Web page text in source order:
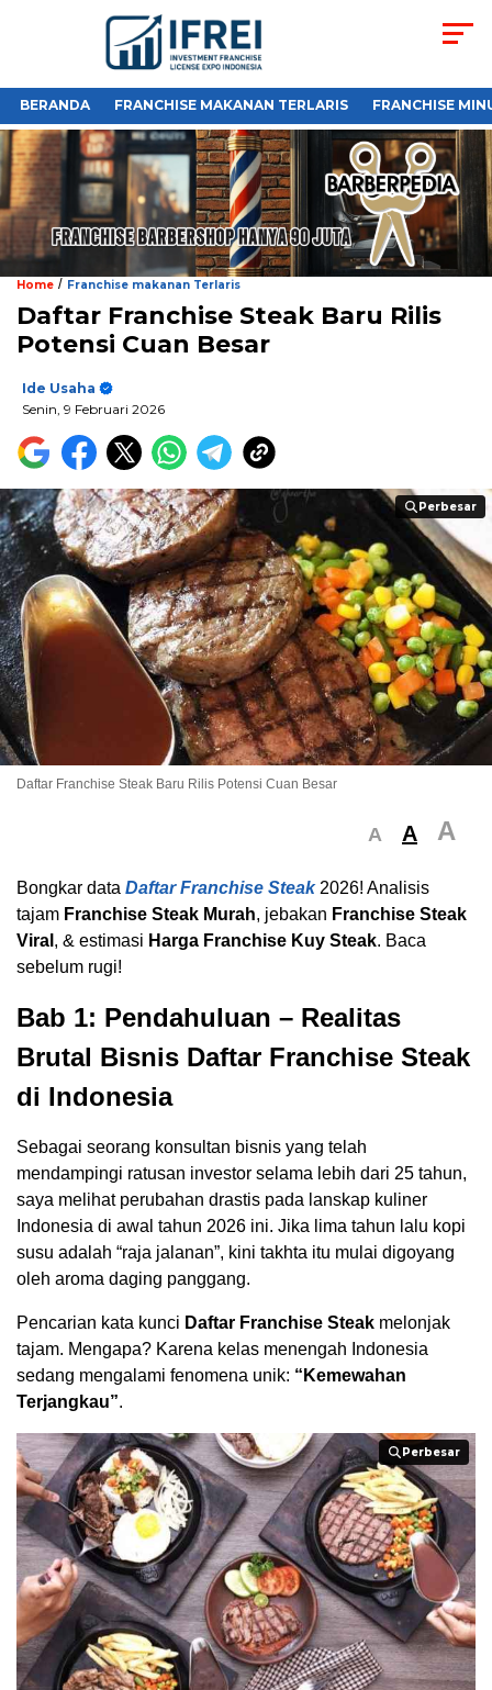
BERANDA FRANCHISE MAKANAN TERLARIS FRANCHISE
Home / Franchise makanan Terlaris
Daftar Franchise Steak Baru Rilis
Potensi Cuan Besar
Ide Usaha
Senin, 9 Februari 2026
Perbesar
Perbesar
Daftar Franchise Steak Baru Rilis Potensi Cuan Besar
A A A
Bongkar data Daftar Franchise Steak2026! Analisis
tajam Franchise Steak Murah, jebakan Franchise Steak
Viral , & estimasi Harga Franchise Kuy Steak. Baca
sebelum rugi!
Bab 1: Pendahuluan – Realitas
Brutal Bisnis Daftar Franchise Steak
di Indonesia
Sebagai seorang konsultan bisnis yang telah
mendampingi ratusan investor selama lebih dari 25 tahun,
saya melihat perubahan drastis pada lanskap kuliner
Indonesia di awal tahun 2026 ini. Jika lima tahun lalu kopi
susu adalah “raja jalanan”, kini takhta itu mulai digoyang
oleh aroma daging panggang.
Pencarian kata kunci Daftar Franchise Steak melonjak
tajam. Mengapa? Karena kelas menengah Indonesia
sedang mengalami fenomena unik: “Kemewahan
Terjangkau”.
Perbesar
Perbesar